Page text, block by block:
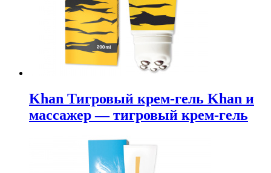
Khan Тигровый крем-гель Khan и
массажер — тигровый крем-гель